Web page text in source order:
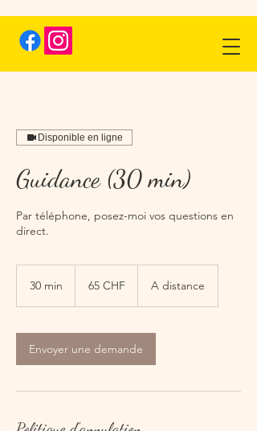
Disponible en ligne
Guidance (30 min)
Par téléphone, posez-moi vos questions en
direct.
30 min
i
n
suisses65 CHF A distance
Envoyer une demande